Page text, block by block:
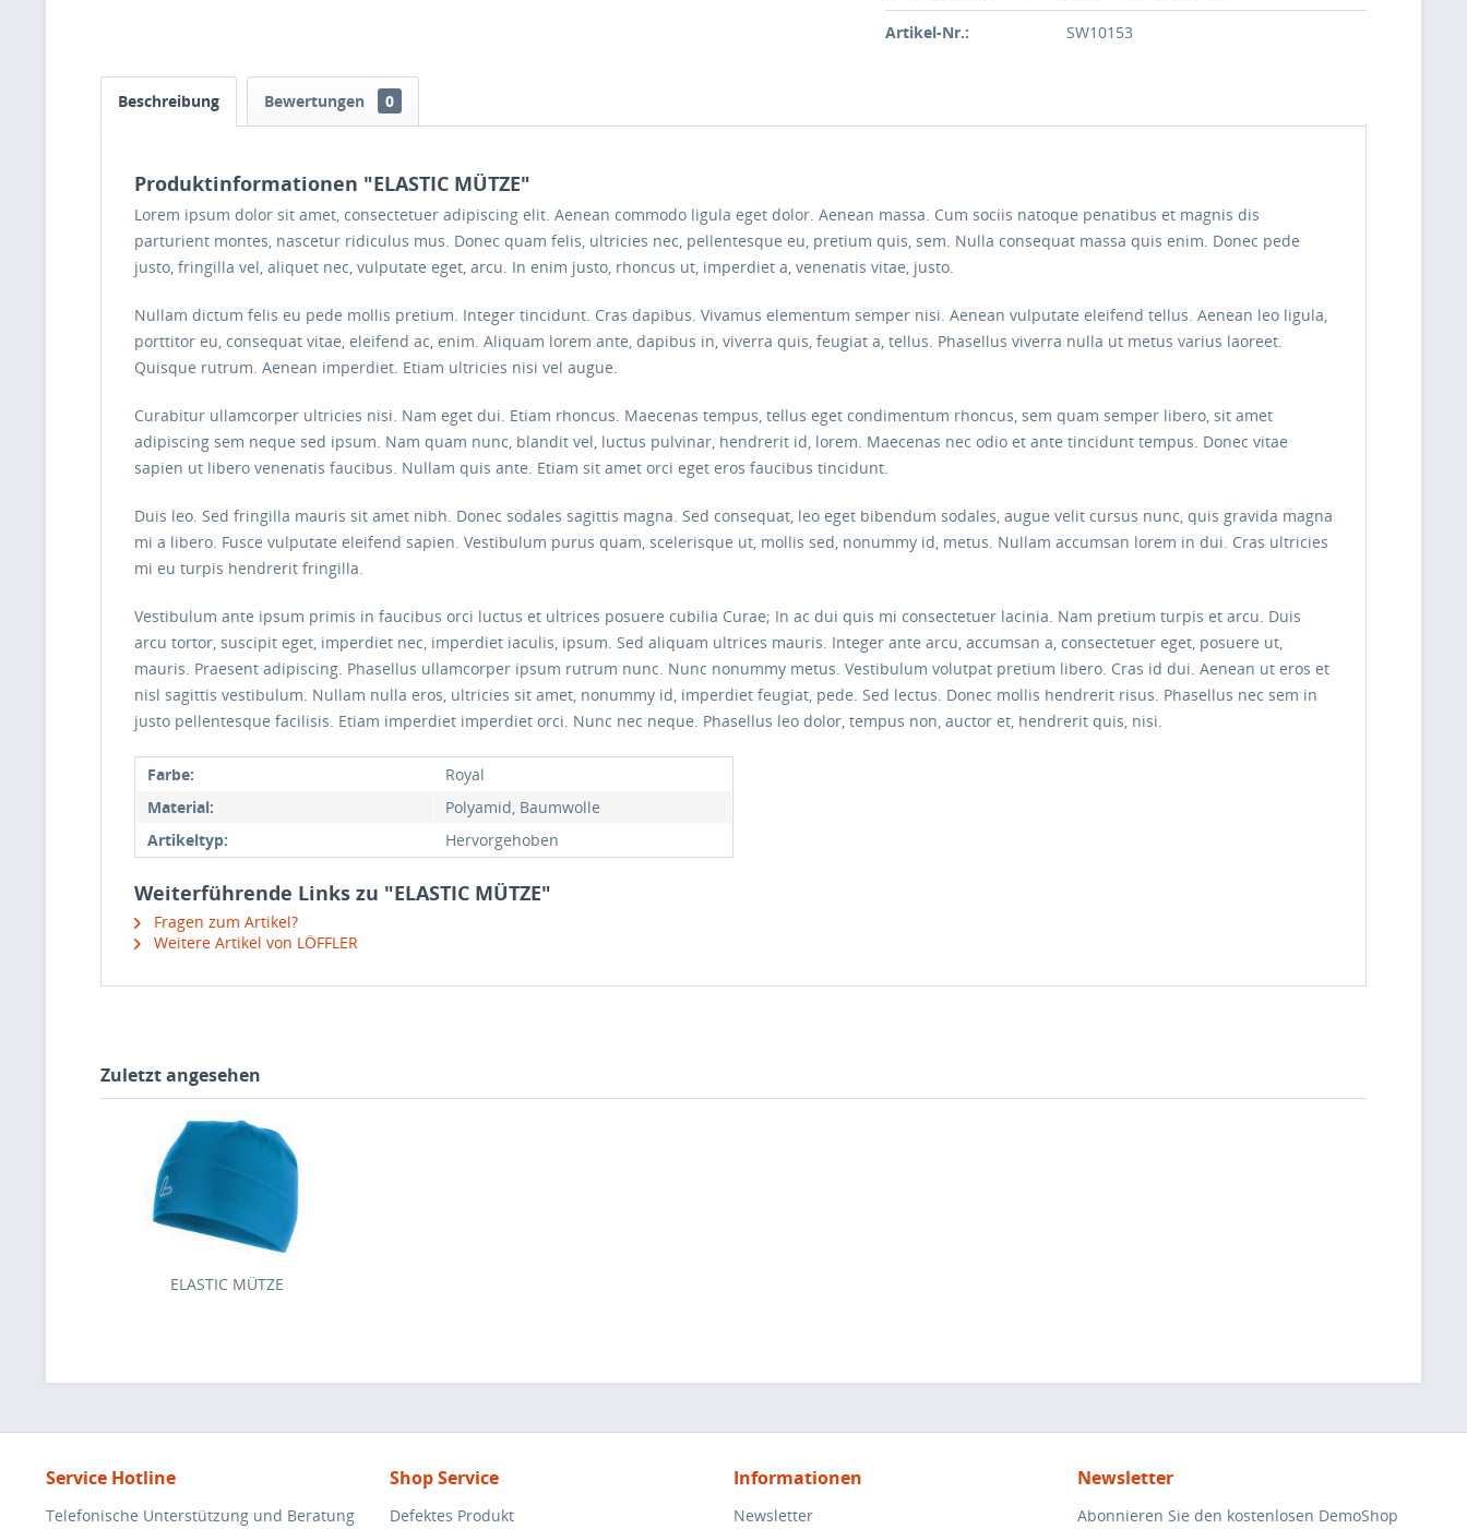
Artikel-Nr.: SW10153
Beschreibung Bewertungen 0
Produktinformationen "ELASTIC MÜTZE"
Lorem ipsum dolor sit amet, consectetuer adipiscing elit. Aenean commodo ligula eget dolor. Aenean massa. Cum sociis natoque penatibus et magnis dis
parturient montes, nascetur ridiculus mus. Donec quam felis, ultricies nec, pellentesque eu, pretium quis, sem. Nulla consequat massa quis enim. Donec pede
justo, fringilla vel, aliquet nec, vulputate eget, arcu. In enim justo, rhoncus ut, imperdiet a, venenatis vitae, justo.
Nullam dictum felis eu pede mollis pretium. Integer tincidunt. Cras dapibus. Vivamus elementum semper nisi. Aenean vulputate eleifend tellus. Aenean leo ligula,
porttitor eu, consequat vitae, eleifend ac, enim. Aliquam lorem ante, dapibus in, viverra quis, feugiat a, tellus. Phasellus viverra nulla ut metus varius laoreet.
Quisque rutrum. Aenean imperdiet. Etiam ultricies nisi vel augue.
Curabitur ullamcorper ultricies nisi. Nam eget dui. Etiam rhoncus. Maecenas tempus, tellus eget condimentum rhoncus, sem quam semper libero, sit amet
adipiscing sem neque sed ipsum. Nam quam nunc, blandit vel, luctus pulvinar, hendrerit id, lorem. Maecenas nec odio et ante tincidunt tempus. Donec vitae
sapien ut libero venenatis faucibus. Nullam quis ante. Etiam sit amet orci eget eros faucibus tincidunt.
Duis leo. Sed fringilla mauris sit amet nibh. Donec sodales sagittis magna. Sed consequat, leo eget bibendum sodales, augue velit cursus nunc, quis gravida magna
mi a libero. Fusce vulputate eleifend sapien. Vestibulum purus quam, scelerisque ut, mollis sed, nonummy id, metus. Nullam accumsan lorem in dui. Cras ultricies
mi eu turpis hendrerit fringilla.
Vestibulum ante ipsum primis in faucibus orci luctus et ultrices posuere cubilia Curae; In ac dui quis mi consectetuer lacinia. Nam pretium turpis et arcu. Duis
arcu tortor, suscipit eget, imperdiet nec, imperdiet iaculis, ipsum. Sed aliquam ultrices mauris. Integer ante arcu, accumsan a, consectetuer eget, posuere ut,
mauris. Praesent adipiscing. Phasellus ullamcorper ipsum rutrum nunc. Nunc nonummy metus. Vestibulum volutpat pretium libero. Cras id dui. Aenean ut eros et
nisl sagittis vestibulum. Nullam nulla eros, ultricies sit amet, nonummy id, imperdiet feugiat, pede. Sed lectus. Donec mollis hendrerit risus. Phasellus nec sem in
justo pellentesque facilisis. Etiam imperdiet imperdiet orci. Nunc nec neque. Phasellus leo dolor, tempus non, auctor et, hendrerit quis, nisi.
Farbe:
Royal
Material:
Polyamid, Baumwolle
Artikeltyp:
Hervorgehoben
Weiterführende Links zu "ELASTIC MÜTZE"
Fragen zum Artikel?
Weitere Artikel von LÖFFLER
Zuletzt angesehen
ELASTIC MÜTZE
Service Hotline
Telefonische Unterstützung und Beratung
Shop Service
Defektes Produkt
Informationen
Newsletter
Newsletter
Abonnieren Sie den kostenlosen DemoShop